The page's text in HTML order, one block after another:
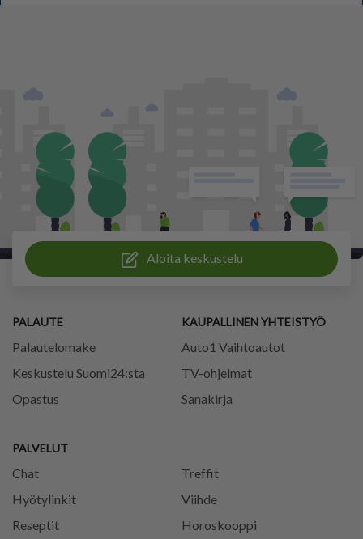
Aloita keskustelu
PALAUTE
Palautelomake
Keskustelu Suomi24:sta
Opastus
PALVELUT
Chat
Treffit
Hyötylinkit
Viihde
Reseptit
Horoskooppi
KAUPALLINEN YHTEISTYÖ
Auto1 Vaihtoautot
TV-ohjelmat
Sanakirja